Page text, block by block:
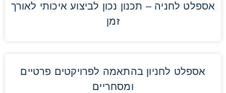
אספלט לחניה – תכנון נכון לביצוע איכותי לאורך
זמן
אספלט לחניון בהתאמה לפרויקטים פרטיים
ומסחריים